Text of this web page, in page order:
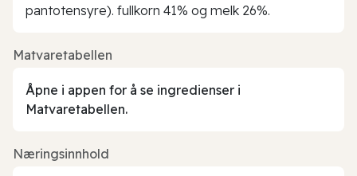
pantotensyre). fullkorn 41% og melk 26%.
Matvaretabellen
Åpne i appen for å se ingredienser i
Matvaretabellen.
Næringsinnhold